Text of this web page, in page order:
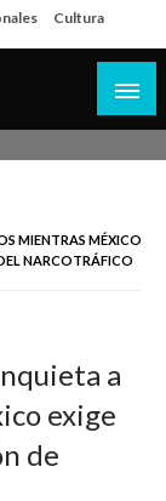
Cultura
MIENTRAS MÉXICO
NARCOTRÁFICO
a
exige
de